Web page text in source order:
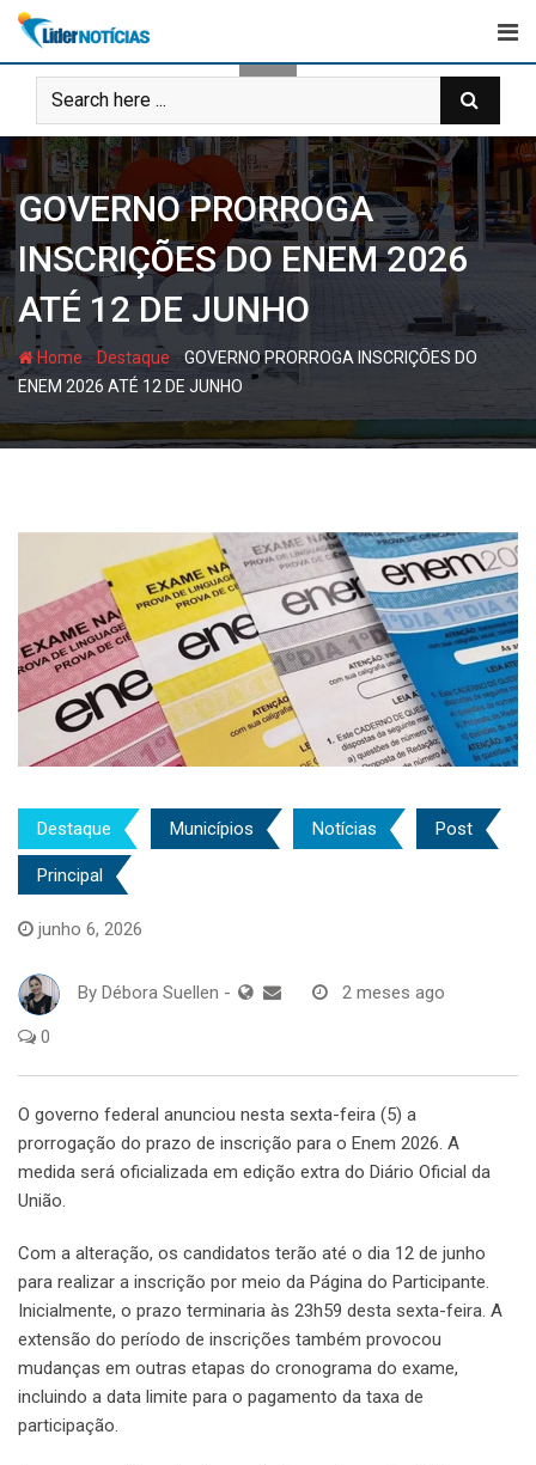
Skip
content
GOVERNO PRORROGA
INSCRIÇÕES DO ENEM 2026
ATÉ 12 DE JUNHO
Home - Destaque -GOVERNO PRORROGA INSCRIÇÕES DO
ENEM 2026 ATÉ 12 DE JUNHO
Destaque Municípios Notícias Post
Principal
junho 6, 2026
By Débora Suellen - 2 meses ago
0
O governo federal anunciou nesta sexta-feira (5) a
prorrogação do prazo de inscrição para o Enem 2026. A
medida será oficializada em edição extra do Diário Oficial da
União.
Com a alteração, os candidatos terão até o dia 12 de junho
para realizar a inscrição por meio da Página do Participante.
Inicialmente, o prazo terminaria às 23h59 desta sexta-feira. A
extensão do período de inscrições também provocou
mudanças em outras etapas do cronograma do exame,
incluindo a data limite para o pagamento da taxa de
participação.